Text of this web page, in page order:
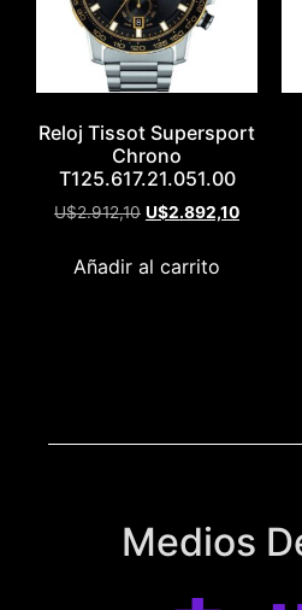
Reloj Tissot Supersport
Chrono
T125.617.21.051.00
U$2.912,10 U$2.892,10
Añadir al carrito
Medios